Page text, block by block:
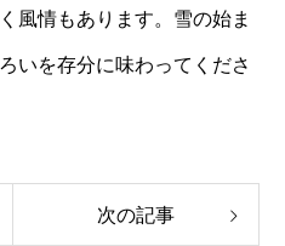
風情もあります。雪の始ま
いを存分に味わってくださ
次の記事